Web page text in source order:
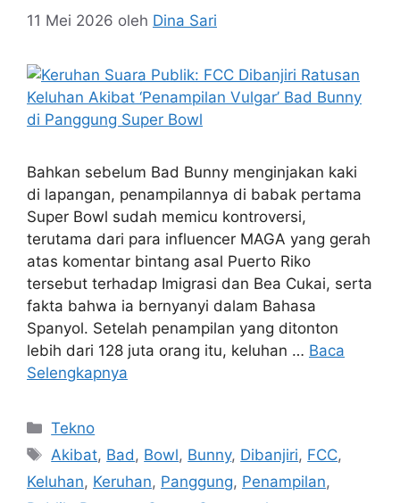
11 Mei 2026 oleh Dina Sari
Bahkan sebelum Bad Bunny menginjakan kaki
di lapangan, penampilannya di babak pertama
Super Bowl sudah memicu kontroversi,
terutama dari para influencer MAGA yang gerah
atas komentar bintang asal Puerto Riko
tersebut terhadap Imigrasi dan Bea Cukai, serta
fakta bahwa ia bernyanyi dalam Bahasa
Spanyol. Setelah penampilan yang ditonton
lebih dari 128 juta orang itu, keluhan … Baca
Selengkapnya
Kategori
Tekno
Tag
Akibat, Bad , Bowl, Bunny, Dibanjiri, FCC,
Keluhan, Keruhan, Panggung, Penampilan,